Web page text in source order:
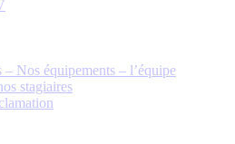
– Nos équipements – l’équipe
stagiaires